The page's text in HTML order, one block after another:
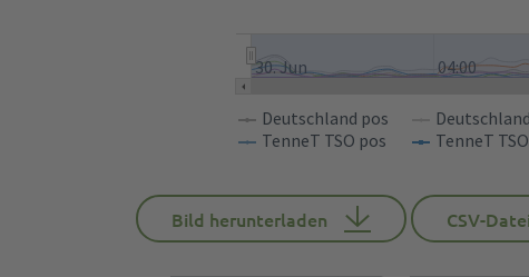
Deutschland pos
TenneT TSO pos
TenneT
30. Jun 04:00
Bild herunterladen CSV-